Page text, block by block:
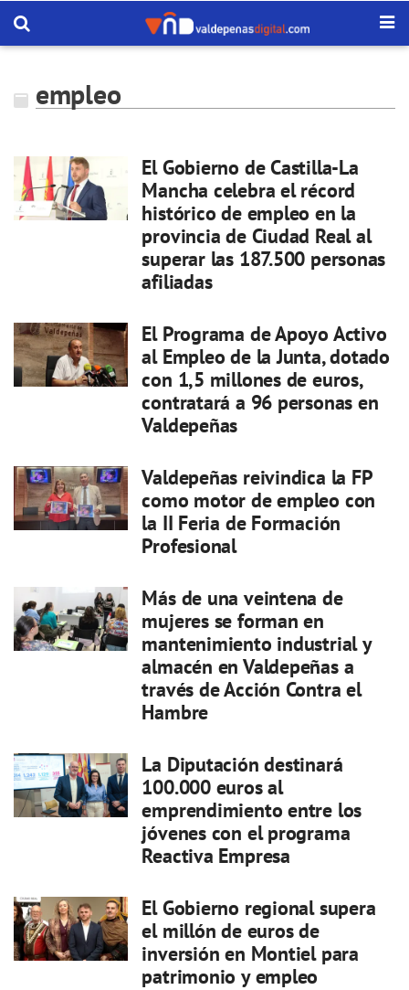
empleo
El Gobierno de Castilla-La
Mancha celebra el récord
histórico de empleo en la
provincia de Ciudad Real al
superar las 187.500 personas
afiliadas
El Programa de Apoyo Activo
al Empleo de la Junta, dotado
con 1,5 millones de euros,
contratará a 96 personas en
Valdepeñas
Valdepeñas reivindica la FP
como motor de empleo con
la II Feria de Formación
Profesional
Más de una veintena de
mujeres se forman en
mantenimiento industrial y
almacén en Valdepeñas a
través de Acción Contra el
Hambre
La Diputación destinará
100.000 euros al
emprendimiento entre los
jóvenes con el programa
Reactiva Empresa
El Gobierno regional supera
el millón de euros de
inversión en Montiel para
patrimonio y empleo